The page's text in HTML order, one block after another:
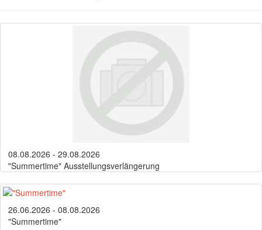
08.08.2026 - 29.08.2026
"Summertime" Ausstellungsverlängerung
26.06.2026 - 08.08.2026
"Summertime"